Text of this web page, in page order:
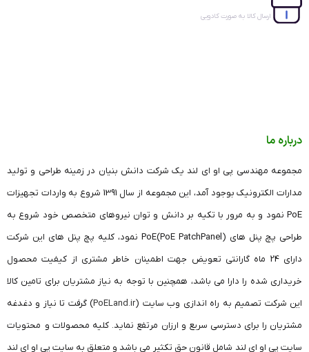
ارسال کالا به صورت کادویی
درباره ما
مجموعه مهندسی پی او ای لند یک شرکت دانش بنیان در زمینه طراحی و تولید
مدارات الکترونیک بوجود آمد، این مجموعه از سال 1391 شروع به واردات تجهیزات
PoE نمود و به مرور با تکیه بر دانش و توان نیروهای متخصص خود شروع به
طراحی پچ پنل های (PoE PatchPanel)PoE نمود، کلیه پچ پنل های این شرکت
دارای 24 ماه گارانتی تعویض جهت اطمینان خاطر مشتری از کیفیت محصول
خریداری شده را دارا می باشد، همچنین با توجه به نیاز مشتریان برای تامین کالا
این شرکت تصمیم به راه اندازی وب سایت (PoELand.ir) گرفت تا نیاز و دغدغه
مشتریان را برای دسترسی سریع و ارزان مرتفع نماید. کلیه محصولات و محتویات
سایت پی او ای لند شامل قانون حق تکثیر می باشد و متعلق به سایت پی او ای لند